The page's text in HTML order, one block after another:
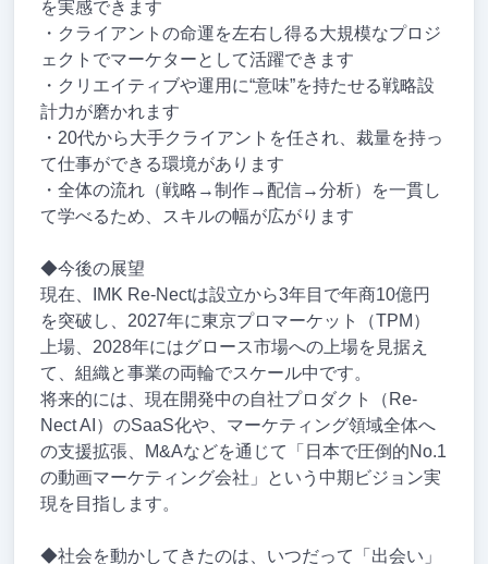
を実感できます
・クライアントの命運を左右し得る大規模なプロジ
ェクトでマーケターとして活躍できます
・クリエイティブや運用に“意味”を持たせる戦略設
計力が磨かれます
・20代から大手クライアントを任され、裁量を持っ
て仕事ができる環境があります
・全体の流れ（戦略→制作→配信→分析）を一貫し
て学べるため、スキルの幅が広がります
◆今後の展望
現在、IMK Re-Nectは設立から3年目で年商10億円
を突破し、2027年に東京プロマーケット（TPM）
上場、2028年にはグロース市場への上場を見据え
て、組織と事業の両輪でスケール中です。
将来的には、現在開発中の自社プロダクト（Re-
Nect AI）のSaaS化や、マーケティング領域全体へ
の支援拡張、M&Aなどを通じて「日本で圧倒的No.1
の動画マーケティング会社」という中期ビジョン実
現を目指します。
◆社会を動かしてきたのは、いつだって「出会い」